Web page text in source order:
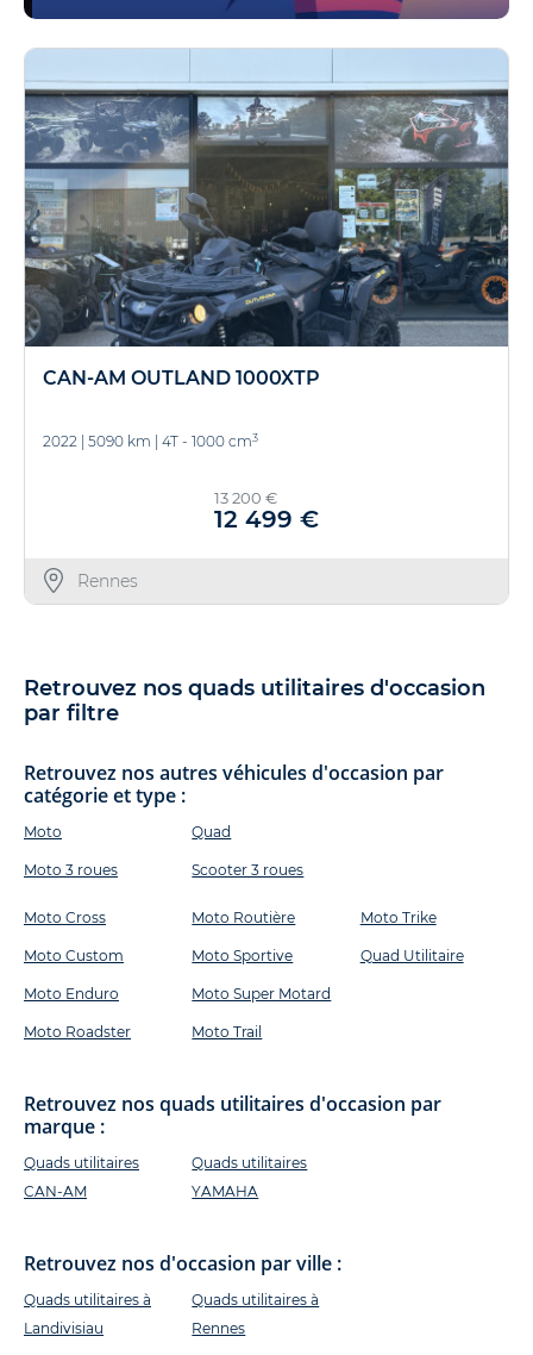
CAN-AM OUTLAND 1000XTP
2022 5090 km 4T - 1000 cm3
13 200 €
12 499 €
Rennes
Retrouvez nos quads utilitaires d'occasion
par filtre
Retrouvez nos autres véhicules d'occasion par
catégorie et type :
Moto
Moto 3 roues
Quad
Scooter 3 roues
Moto Cross
Moto Custom
Moto Enduro
Moto Roadster
Moto Routière
Moto Sportive
Moto Super Motard
Moto Trail
Moto Trike
Quad Utilitaire
Retrouvez nos quads utilitaires d'occasion par
marque :
Quads utilitaires
CAN-AM
Quads utilitaires
YAMAHA
Retrouvez nos d'occasion par ville :
Quads utilitaires à
Landivisiau
Quads utilitaires à
Rennes